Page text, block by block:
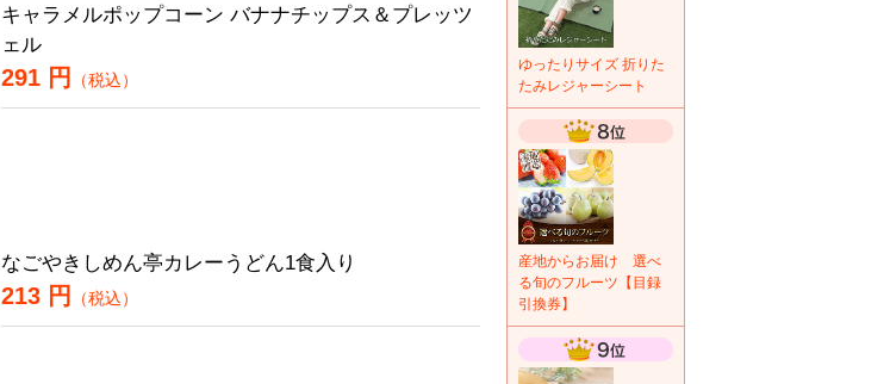
キャラメルポップコーン バナナチップス＆プレッツ
ェル
291 円 （税込）
なごやきしめん亭カレーうどん1食入り
213 円 （税込）
ゆったりサイズ 折りた
たみレジャーシート
産地からお届け 選べ
る旬のフルーツ【目録
引換券】